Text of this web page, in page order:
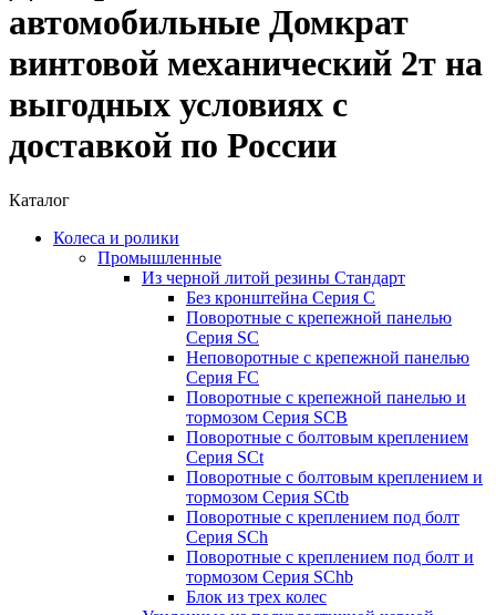
автомобильные Домкрат
винтовой механический 2т на
выгодных условиях с
доставкой по России
Каталог
Колеса и ролики
Промышленные
Из черной литой резины Стандарт
Без кронштейна Серия С
Поворотные с крепежной панелью
Серия SC
Неповоротные с крепежной панелью
Серия FC
Поворотные с крепежной панелью и
тормозом Серия SCB
Поворотные с болтовым креплением
Серия SCt
Поворотные с болтовым креплением и
тормозом Серия SCtb
Поворотные с креплением под болт
Серия SCh
Поворотные с креплением под болт и
тормозом Серия SChb
Блок из трех колес